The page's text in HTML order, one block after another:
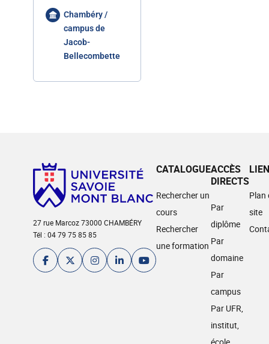
Chambéry /
campus de
Jacob-
Bellecombette
27 rue Marcoz 73000 CHAMBÉRY
Tél : 04 79 75 85 85
CATALOGUE
Rechercher un
cours
Rechercher
une formation
ACCÈS
DIRECTS
Par
diplôme
Par
domaine
Par
campus
Par UFR,
institut,
Plan
site